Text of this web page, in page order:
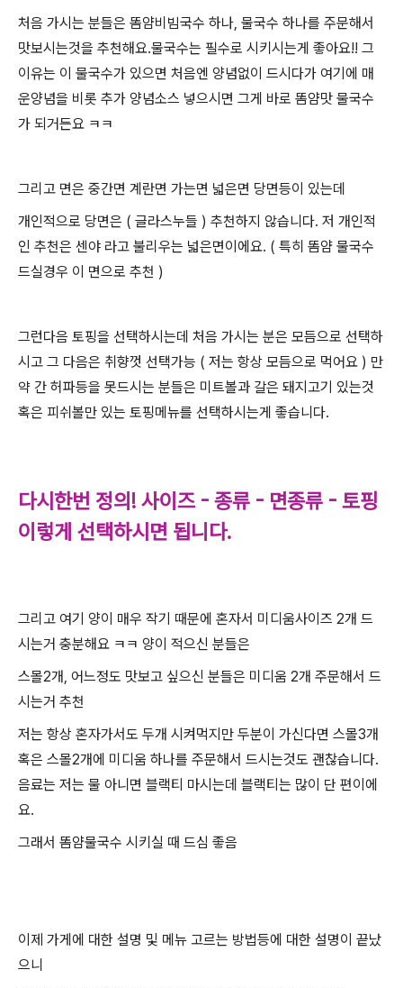
처음 가시는 분들은 똠얌비빔국수 하나, 물국수 하나를 주문해서
맛보시는것을 추천해요.물국수는 필수로 시키시는게 좋아요!! 그
이유는 이 물국수가 있으면 처음엔 양념없이 드시다가 여기에 매
운양념을 비롯 추가 양념소스 넣으시면 그게 바로 똠얌맛 물국수
가 되거든요 ㅋㅋ
그리고 면은 중간면 계란면 가는면 넓은면 당면등이 있는데
개인적으로 당면은 ( 글라스누들 ) 추천하지 않습니다. 저 개인적
인 추천은 센야 라고 불리우는 넓은면이에요. ( 특히 똠얌 물국수
드실경우 이 면으로 추천 )
그런다음 토핑을 선택하시는데 처음 가시는 분은 모듬으로 선택하
시고 그 다음은 취향껏 선택가능 ( 저는 항상 모듬으로 먹어요 ) 만
약 간 허파등을 못드시는 분들은 미트볼과 갈은 돼지고기 있는것
혹은 피쉬볼만 있는 토핑메뉴를 선택하시는게 좋습니다.
다시한번 정의! 사이즈 - 종류 - 면종류 - 토핑
이렇게 선택하시면 됩니다.
그리고 여기 양이 매우 작기 때문에 혼자서 미디움사이즈 2개 드
시는거 충분해요 ㅋㅋ 양이 적으신 분들은
스몰2개, 어느정도 맛보고 싶으신 분들은 미디움 2개 주문해서 드
시는거 추천
저는 항상 혼자가서도 두개 시켜먹지만 두분이 가신다면 스몰3개
혹은 스몰2개에 미디움 하나를 주문해서 드시는것도 괜찮습니다.
음료는 저는 물 아니면 블랙티 마시는데 블랙티는 많이 단 편이에
요.
그래서 똠얌물국수 시키실 때 드심 좋음
이제 가게에 대한 설명 및 메뉴 고르는 방법등에 대한 설명이 끝났
으니